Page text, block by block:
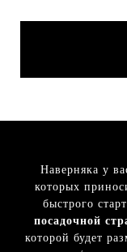
Наверняка у
которых
быстрого
посадочной
которой будет